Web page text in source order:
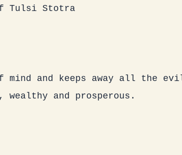
Tulsi Stotra
mind and keeps away all the
wealthy and prosperous.